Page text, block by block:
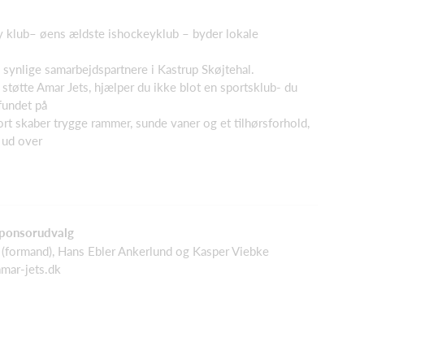
klub– øens ældste ishockeyklub – byder lokale
samarbejdspartnere i Kastrup Skøjtehal.
Amar Jets, hjælper du ikke blot en sportsklub- du
på
skaber trygge rammer, sunde vaner og et tilhørsforhold,
over
Hans Ebler Ankerlund og Kasper Viebke
jets.dk